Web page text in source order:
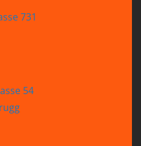
731
54